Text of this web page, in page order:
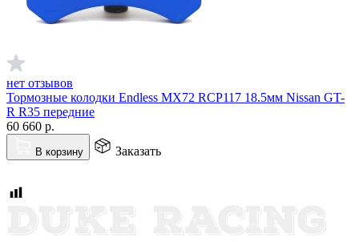
нет отзывов
Тормозные колодки Endless MX72 RCP117 18.5мм Nissan GT-
R R35 передние
60 660 р.
В корзину Заказать